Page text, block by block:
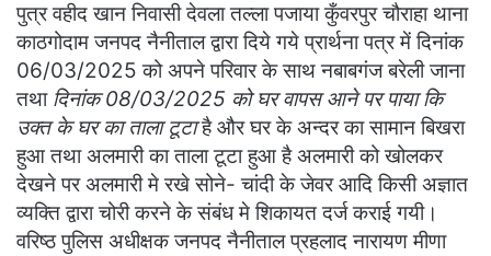
पुत्र वहीद खान निवासी देवला तल्ला पजाया कुँवरपुर चौराहा थाना
काठगोदाम जनपद नैनीताल द्वारा दिये गये प्रार्थना पत्र में दिनांक
06/03/2025 को अपने परिवार के साथ नबाबगंज बरेली जाना
तथा दिनांक 08/03/2025 को घर वापस आने पर पाया कि
उक्त के घर का ताला टूटाहै और घर के अन्दर का सामान बिखरा
हुआ तथा अलमारी का ताला टूटा हुआ है अलमारी को खोलकर
देखने पर अलमारी मे रखे सोने- चांदी के जेवर आदि किसी अज्ञात
व्यक्ति द्वारा चोरी करने के संबंध मे शिकायत दर्ज कराई गयी।
वरिष्ठ पुलिस अधीक्षक जनपद नैनीताल प्रहलाद नारायण मीणा